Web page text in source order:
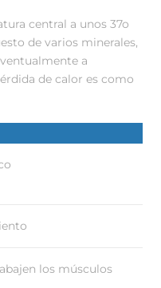
central a unos 37o
de varios minerales,
a
de calor es como
los músculos